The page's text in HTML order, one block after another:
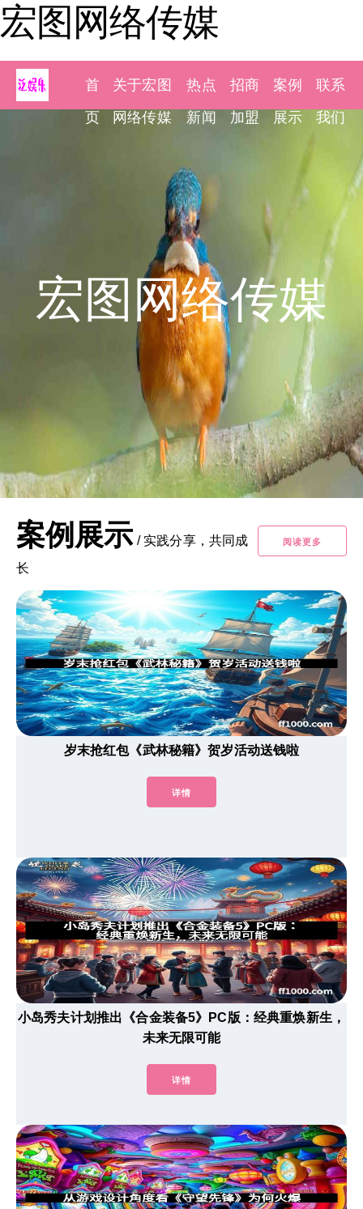
宏图网络传媒
首
页
关于宏图
网络传媒
热点
新闻
招商
加盟
案例
展示
联系
我们
宏图网络传媒
案例展示 / 实践分享，共同成
长
阅读更多
岁末抢红包《武林秘籍》贺岁活动送钱啦
详情
小岛秀夫计划推出《合金装备5》PC版：经典重焕新生，
未来无限可能
详情